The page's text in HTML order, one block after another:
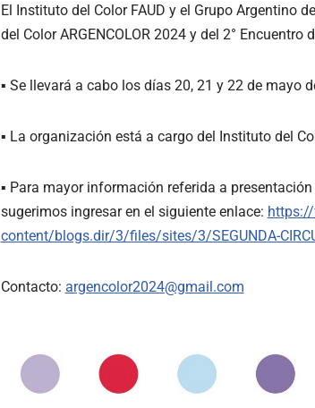
El Instituto del Color FAUD y el Grupo Argentino
del Color ARGENCOLOR 2024 y del 2° Encuentro
▪︎ Se llevará a cabo los días 20, 21 y 22 de mayo
▪︎ La organización está a cargo del Instituto del
▪︎ Para mayor información referida a
sugerimos ingresar en el siguiente enlace:
content/blogs.dir/3/files/sites/3/SEGUNDA-
Contacto: argencolor2024@gmail.com